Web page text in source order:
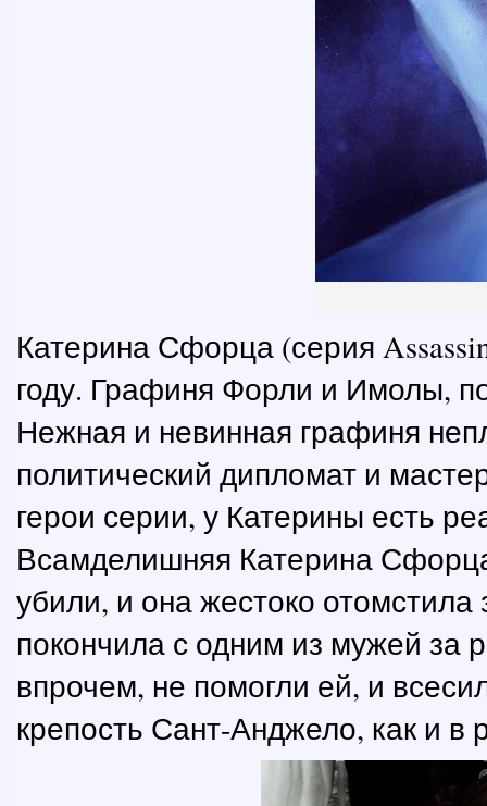
Катерина Сфорца (серия
году. Графиня Форли и Имолы,
Нежная и невинная графиня
политический дипломат и
герои серии, у Катерины есть
Всамделишняя Катерина
убили, и она жестоко
покончила с одним из мужей за
впрочем, не помогли ей, и
крепость Сант-Анджело, как и в